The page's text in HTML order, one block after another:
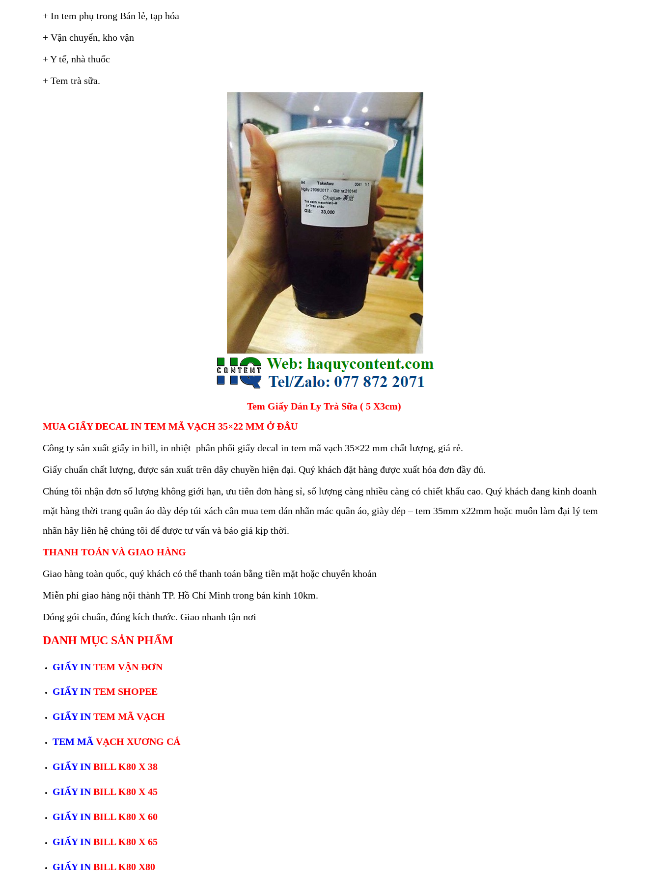
+ In tem phụ trong Bán lẻ, tạp hóa
+ Vận chuyển, kho vận
+ Y tế, nhà thuốc
+ Tem trà sữa.
Tem Giấy Dán Ly Trà Sữa ( 5 X3cm)
MUA GIẤY DECAL IN TEM MÃ VẠCH 35×22 MM Ở ĐÂU
Công ty sản xuất giấy in bill, in nhiệt phân phối giấy decal in tem mã vạch 35×22 mm chất lượng, giá rẻ.
Giấy chuẩn chất lượng, được sản xuất trên dây chuyền hiện đại. Quý khách đặt hàng được xuất hóa đơn đầy đủ.
Chúng tôi nhận đơn số lượng không giới hạn, ưu tiên đơn hàng sỉ, số lượng càng nhiều càng có chiết khấu cao. Quý khách đang kinh doanh
mặt hàng thời trang quần áo dày dép túi xách cần mua tem dán nhãn mác quần áo, giày dép – tem 35mm x22mm hoặc muốn làm đại lý tem
nhãn hãy liên hệ chúng tôi để được tư vấn và báo giá kịp thời.
THANH TOÁN VÀ GIAO HÀNG
Giao hàng toàn quốc, quý khách có thể thanh toán bằng tiền mặt hoặc chuyển khoản
Miễn phí giao hàng nội thành TP. Hồ Chí Minh trong bán kính 10km.
Đóng gói chuẩn, đúng kích thước. Giao nhanh tận nơi
DANH MỤC SẢN PHẨM
GIẤY INTEM VẬN ĐƠN
GIẤY INTEM SHOPEE
GIẤY INTEM MÃ VẠCH
TEM MÃ VẠCH XƯƠNG CÁ
GIẤY INBILL K80 X 38
GIẤY INBILL K80 X 45
GIẤY INBILL K80 X 60
GIẤY INBILL K80 X 65
GIẤY INBILL K80 X80